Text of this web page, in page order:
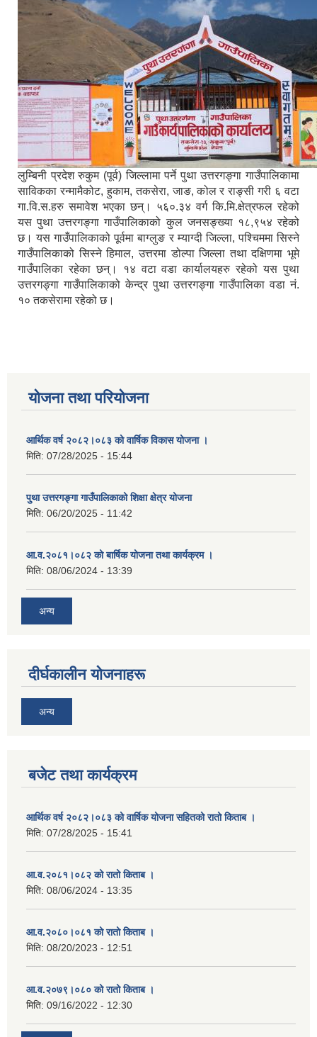
लुम्बिनी प्रदेश रुकुम (पूर्व) जिल्लामा पर्ने पुथा उत्तरगङ्गा गाउँपालिकामा
साविकका रन्मामैकोट, हुकाम, तकसेरा, जाङ, कोल र राङ्सी गरी ६ वटा
गा.वि.स.हरु समावेश भएका छन्। ५६०.३४ वर्ग कि.मि.क्षेत्रफल रहेको
यस पुथा उत्तरगङ्गा गाउँपालिकाको कुल जनसङ्ख्या १८,९५४ रहेको
छ। यस गाउँपालिकाको पूर्वमा बाग्लुङ र म्याग्दी जिल्ला, पश्चिममा सिस्ने
गाउँपालिकाको सिस्ने हिमाल, उत्तरमा डोल्पा जिल्ला तथा दक्षिणमा भूमे
गाउँपालिका रहेका छन्। १४ वटा वडा कार्यालयहरु रहेको यस पुथा
उत्तरगङ्गा गाउँपालिकाको केन्द्र पुथा उत्तरगङ्गा गाउँपालिका वडा नं.
१० तकसेरामा रहेको छ।
योजना तथा परियोजना
आर्थिक वर्ष २०८२।०८३ को वार्षिक विकास योजना ।
मिति: 07/28/2025 - 15:44
पुथा उत्तरगङ्गा गाउँपालिकाको शिक्षा क्षेत्र योजना
मिति: 06/20/2025 - 11:42
आ.व.२०८१।०८२ को बार्षिक योजना तथा कार्यक्रम ।
मिति: 08/06/2024 - 13:39
अन्य
दीर्घकालीन योजनाहरू
अन्य
बजेट तथा कार्यक्रम
आर्थिक वर्ष २०८२।०८३ को वार्षिक योजना सहितको रातो किताब ।
मिति: 07/28/2025 - 15:41
आ.व.२०८१।०८२ को रातो किताब ।
मिति: 08/06/2024 - 13:35
आ.व.२०८०।०८१ को रातो किताब ।
मिति: 08/20/2023 - 12:51
आ.व.२०७९।०८० को रातो किताब ।
मिति: 09/16/2022 - 12:30